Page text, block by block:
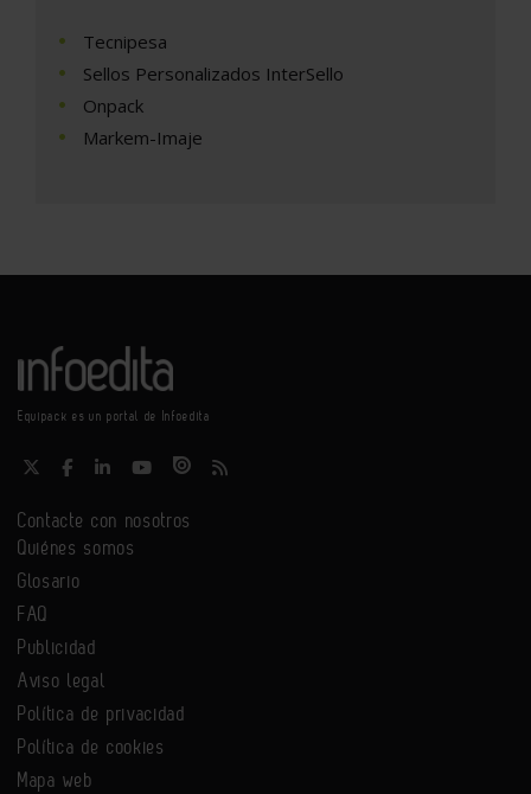
Tecnipesa
Sellos Personalizados InterSello
Onpack
Markem-Imaje
Equipack es un portal de Infoedita
Contacte con nosotros
Quiénes somos
Glosario
FAQ
Publicidad
Aviso legal
Política de privacidad
Política de cookies
Mapa web